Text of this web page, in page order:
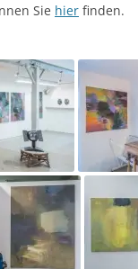
Sie hier finden.